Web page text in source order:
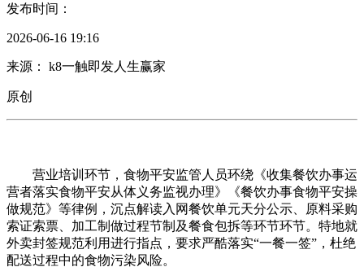
发布时间：
2026-06-16 19:16
来源： k8一触即发人生赢家
原创
营业培训环节，食物平安监管人员环绕《收集餐饮办事运
营者落实食物平安从体义务监视办理》《餐饮办事食物平安操
做规范》等律例，沉点解读入网餐饮单元天分公示、原料采购
索证索票、加工制做过程节制及餐食包拆等环节环节。特地就
外卖封签规范利用进行指点，要求严酷落实“一餐一签”，杜绝
配送过程中的食物污染风险。